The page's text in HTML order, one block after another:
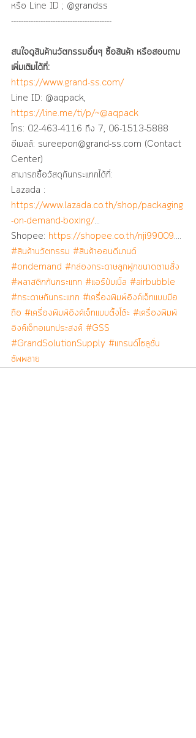
หรือ Line ID ; @grandss
-----------------------------------------
สนใจดูสินค้านวัตกรรมอื่นๆ ซื้อสินค้า หรือสอบถาม
เพิ่มเติมได้ที่:
https://www.grand-ss.com/
Line ID: @aqpack,
https://line.me/ti/p/~@aqpack
โทร: 02-463-4116 ถึง 7, 06-1513-5888
อีเมลล์: sureepon@grand-ss.com (Contact
Center)
สามารถซื้อวัสดุกันกระแทกได้ที่:
Lazada :
https://www.lazada.co.th/shop/packaging
-on-demand-boxing/…
Shopee: https://shopee.co.th/nji99009.…
#สินค้านวัตกรรม #สินค้าออนดีมานด์
#ondemand #กล่องกระดาษลูกฟูกขนาดตามสั่ง
#พลาสติกกันกระแทก #แอร์บับเบิ้ล #airbubble
#กระดาษกันกระแทก #เครื่องพิมพ์อิงค์เจ็ทแบบมือ
ถือ #เครื่องพิมพ์อิงค์เจ็ทแบบตั้งโต๊ะ #เครื่องพิมพ์
อิงค์เจ็ทอเนกประสงค์ #GSS
#GrandSolutionSupply #แกรนด์โซลูชั่น
ซัพพลาย